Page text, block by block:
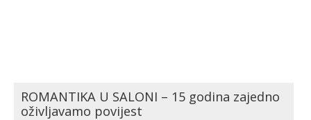
ROMANTIKA U SALONI – 15 godina zajedno
oživljavamo povijest